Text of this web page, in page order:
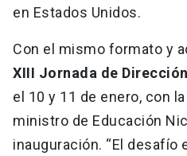
en Estados Unidos.
Con el mismo formato y
XIII Jornada de
el 10 y 11 de enero, con
ministro de Educación
inauguración. “El desafío